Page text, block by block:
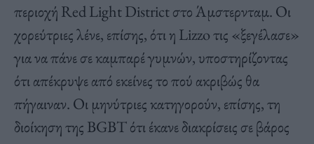
περιοχή Red Light District στο Άμστερνταμ. Οι
χορεύτριες λένε, επίσης, ότι η Lizzo τις «ξεγέλασε»
για να πάνε σε καμπαρέ γυμνών, υποστηρίζοντας
ότι απέκρυψε από εκείνες το πού ακριβώς θα
πήγαιναν. Οι μηνύτριες κατηγορούν, επίσης, τη
διοίκηση της BGBT ότι έκανε διακρίσεις σε βάρος